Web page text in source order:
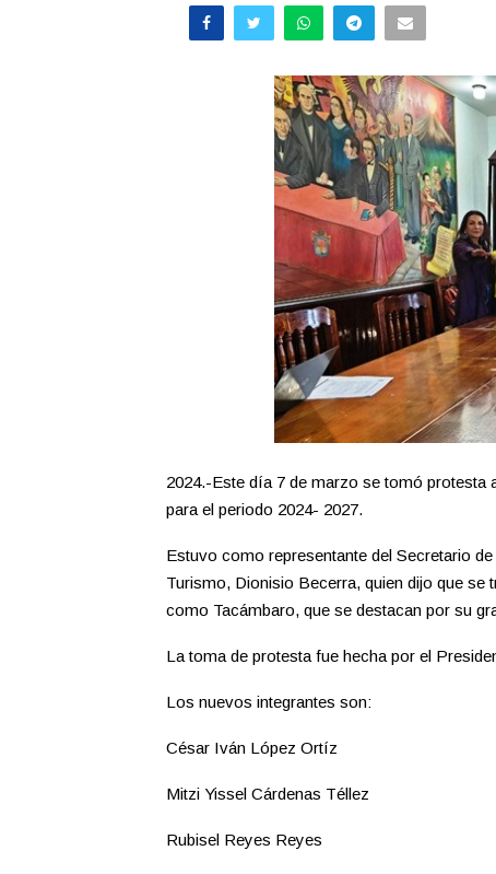
2024.-Este día 7 de marzo se tomó protesta
para el periodo 2024- 2027.
Estuvo como representante del Secretario
Turismo, Dionisio Becerra, quien dijo que se
como Tacámbaro, que se destacan por su
La toma de protesta fue hecha por el
Los nuevos integrantes son:
César Iván López Ortíz
Mitzi Yissel Cárdenas Téllez
Rubisel Reyes Reyes